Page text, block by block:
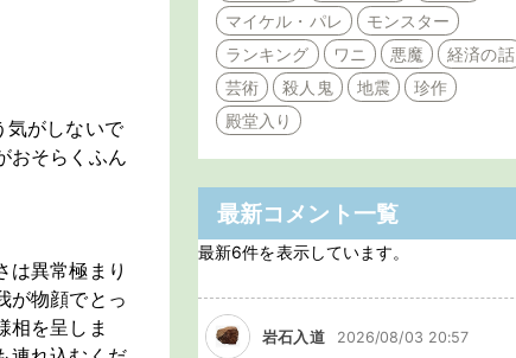
気がしないで
おそらくふん
は異常極まり
が物顔でとっ
相を呈しま
マイケル・パレ
モンスター
ランキング
ワニ 悪魔
経済の話
芸術
殺人鬼 地震
珍作
殿堂入り
最新コメント一覧
最新6件を表示しています。
岩石入道 2026/08/03 20:57